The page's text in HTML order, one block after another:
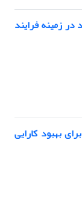
زمینه فرایند
بهبود کارایی